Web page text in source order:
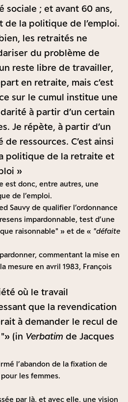
sociale ; et avant 60 ans,
de la politique de l’emploi.
les retraités ne
du problème de
reste libre de travailler,
en retraite, mais c’est
sur le cumul institue une
à partir d’un certain
Je répète, à partir d’un
ressources. C’est ainsi
politique de la retraite et
»
est donc, entre autres, une
de l’emploi.
Sauvy de qualifier l’ordonnance
impardonnable, test d’une
raisonnable
» et de «
défaite
commentant la mise en
mesure en avril 1983, François
où le travail
que la revendication
à demander le recul de
» (in Verbatim de Jacques
l’abandon de la fixation de
les femmes.
par là, et avec elle, une vision